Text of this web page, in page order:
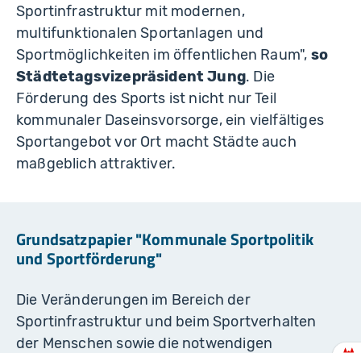
Sportinfrastruktur mit modernen,
multifunktionalen Sportanlagen und
Sportmöglichkeiten im öffentlichen Raum", so
Städtetagsvizepräsident Jung. Die
Förderung des Sports ist nicht nur Teil
kommunaler Daseinsvorsorge, ein vielfältiges
Sportangebot vor Ort macht Städte auch
maßgeblich attraktiver.
Grundsatzpapier "Kommunale Sportpolitik
und Sportförderung"
Die Veränderungen im Bereich der
Sportinfrastruktur und beim Sportverhalten
der Menschen sowie die notwendigen